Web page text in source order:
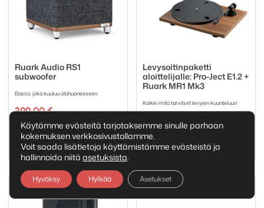
Ruark Audio RS1
subwoofer
Basso, joka kuuluu olohuoneeseen
399,00€
Tuotemerkki:
Ruark Audio
Levysoitinpaketti
aloittelijalle: Pro-Ject E1.2 +
Ruark MR1 Mk3
Kaikki mitä tarvitset levyjen kuunteluun
868,00
hinta
868,00 €.
827,00 €
Nykyinen
hinta
827,00 €.
Tuotemerkki:
Pro-Ject
ALE!
Käytämme evästeitä tarjotaksemme sinulle parhaan
kokemuksen verkkosivustollamme.
Voit saada lisätietoja käyttämistämme evästeistä ja
hallinnoida niitä asetuksista.
Hyväksy Hylkää Asetukset